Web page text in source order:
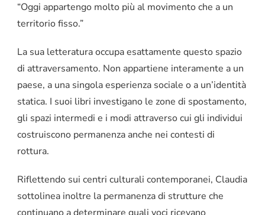
“Oggi appartengo molto più al movimento che a un
territorio fisso.”
La sua letteratura occupa esattamente questo spazio
di attraversamento. Non appartiene interamente a un
paese, a una singola esperienza sociale o a un’identità
statica. I suoi libri investigano le zone di spostamento,
gli spazi intermedi e i modi attraverso cui gli individui
costruiscono permanenza anche nei contesti di
rottura.
Riflettendo sui centri culturali contemporanei, Claudia
sottolinea inoltre la permanenza di strutture che